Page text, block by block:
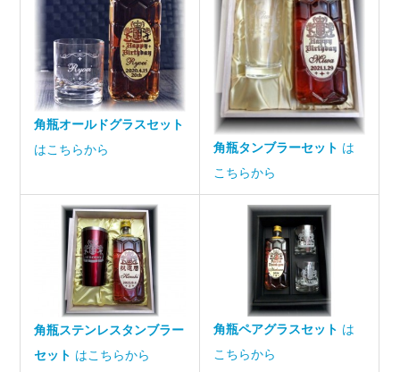
角瓶オールドグラスセット
はこちらから
角瓶タンブラーセット は
こちらから
角瓶ステンレスタンブラー
セット はこちらから
角瓶ペアグラスセット は
こちらから